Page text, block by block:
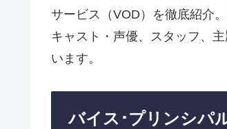
サービス（VOD）を徹底紹介
キャスト・声優、スタッフ、
います。
バイス･プリンシパ